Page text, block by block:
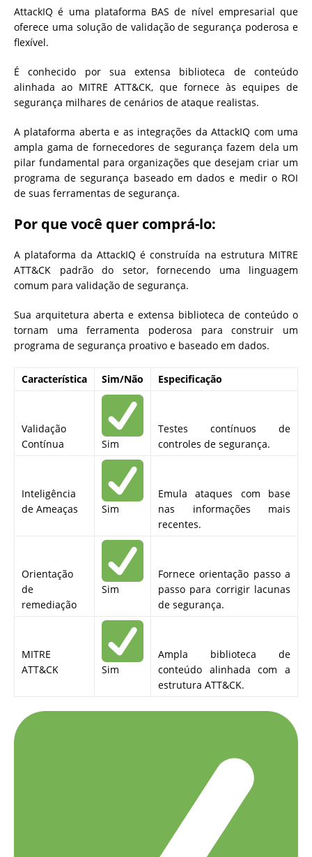
AttackIQ é uma plataforma BAS de nível empresarial que
oferece uma solução de validação de segurança poderosa e
flexível.
É conhecido por sua extensa biblioteca de conteúdo
alinhada ao MITRE ATT&CK, que fornece às equipes de
segurança milhares de cenários de ataque realistas.
A plataforma aberta e as integrações da AttackIQ com uma
ampla gama de fornecedores de segurança fazem dela um
pilar fundamental para organizações que desejam criar um
programa de segurança baseado em dados e medir o ROI
de suas ferramentas de segurança.
Por que você quer comprá-lo:
A plataforma da AttackIQ é construída na estrutura MITRE
ATT&CK padrão do setor, fornecendo uma linguagem
comum para validação de segurança.
Sua arquitetura aberta e extensa biblioteca de conteúdo o
tornam uma ferramenta poderosa para construir um
programa de segurança proativo e baseado em dados.
Característica Sim/Não Especificação
Validação
Contínua
Sim
Testes contínuos de
controles de segurança.
Inteligência
de Ameaças
Sim
Emula ataques com base
nas informações mais
recentes.
Orientação
de
remediação
Sim
Fornece orientação passo a
passo para corrigir lacunas
de segurança.
MITRE
ATT&CK
Sim
Ampla biblioteca de
conteúdo alinhada com a
estrutura ATT&CK.